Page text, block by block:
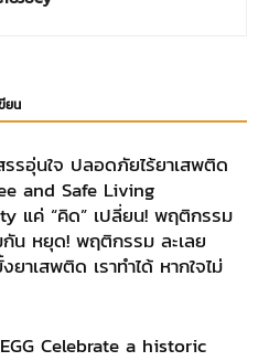
ยน
รอุ่นใจ ปลอดภัยไร้ยาเสพติด
and Safe Living
แค่ “คิด” เปลี่ยน! พฤติกรรม
น หยุด! พฤติกรรม ละเลย
าเสพติด เราทำได้ หากใจไม่
Celebrate a historic